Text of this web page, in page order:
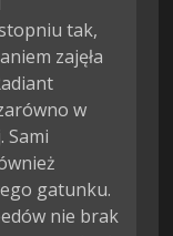
tak,
zajęła
w
Sami
gatunku.
nie brak